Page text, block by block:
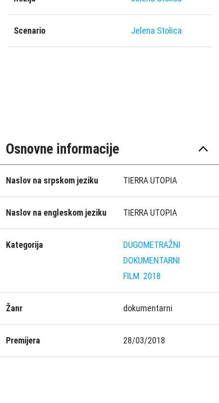
Scenario Jelena Stolica
Osnovne informacije
Naslov na srpskom jeziku TIERRA UTOPIA
Naslov na engleskom jeziku TIERRA UTOPIA
Kategorija
DUGOMETRAŽNI
DOKUMENTARNI
FILM 2018
Žanr dokumentarni
Premijera 28/03/2018